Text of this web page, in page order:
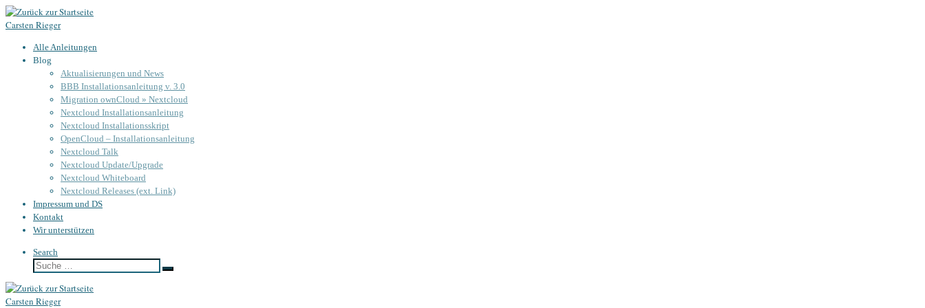
Zum
Inhalt
Carsten Rieger
Alle Anleitungen
Blog
Aktualisierungen und News
BBB Installationsanleitung v. 3.0
Migration ownCloud » Nextcloud
Nextcloud Installationsanleitung
Nextcloud Installationsskript
OpenCloud – Installationsanleitung
Nextcloud Talk
Nextcloud Update/Upgrade
Nextcloud Whiteboard
Nextcloud Releases (ext. Link)
Impressum und DS
Kontakt
Wir unterstützen
Search
Suche
Suche
Carsten Rieger